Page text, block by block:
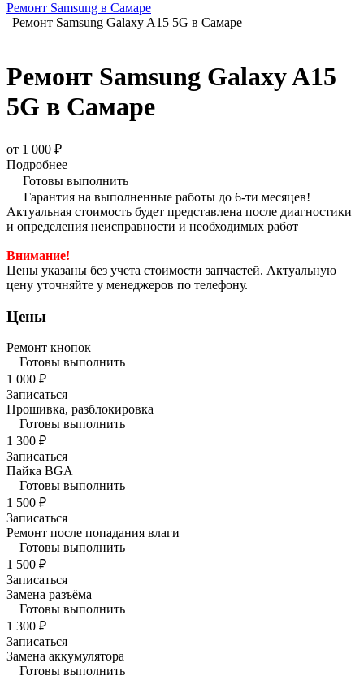
Ремонт Samsung в Самаре
Ремонт Samsung Galaxy A15 5G в Самаре
Ремонт Samsung Galaxy A15
5G в Самаре
от 1 000 ₽
Подробнее
Готовы выполнить
Гарантия на выполненные работы до 6-ти месяцев!
Актуальная стоимость будет представлена после диагностики
и определения неисправности и необходимых работ
Внимание!
Цены указаны без учета стоимости запчастей. Актуальную
цену уточняйте у менеджеров по телефону.
Цены
Ремонт кнопок
Готовы выполнить
1 000 ₽
Записаться
Прошивка, разблокировка
Готовы выполнить
1 300 ₽
Записаться
Пайка BGA
Готовы выполнить
1 500 ₽
Записаться
Ремонт после попадания влаги
Готовы выполнить
1 500 ₽
Записаться
Замена разъёма
Готовы выполнить
1 300 ₽
Записаться
Замена аккумулятора
Готовы выполнить